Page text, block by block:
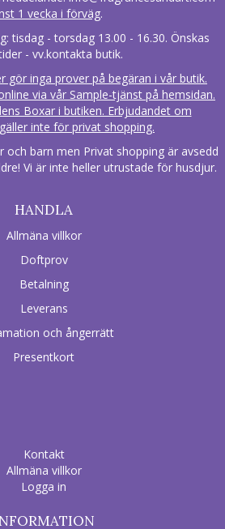
1 vecka i förväg.
tisdag - torsdag 13.00 - 16.30. Önskas
- vv.kontakta butik.
gör inga prover på begäran i vår butik.
via vår Sample-tjänst på hemsidan.
Boxar i butiken. Erbjudandet om
inte för privat shopping.
och barn men Privat shopping är avsedd
Vi är inte heller utrustade för husdjur.
HANDLA
Allmäna villkor
Doftprov
Betalning
Leverans
och ångerrätt
Presentkort
Kontakt
Allmäna villkor
Logga in